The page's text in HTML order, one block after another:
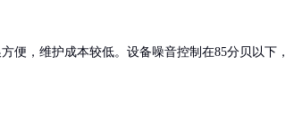
便，维护成本较低。设备噪音控制在85分贝以下，